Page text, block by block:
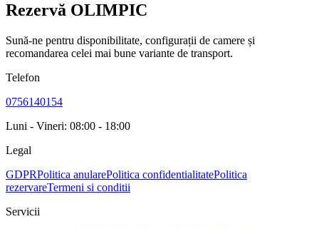
Rezervă OLIMPIC
Sună-ne pentru disponibilitate, configurații de camere și
recomandarea celei mai bune variante de transport.
Telefon
0756140154
Luni - Vineri: 08:00 - 18:00
Legal
GDPRPolitica anularePolitica confidentialitatePolitica
rezervareTermeni si conditii
Servicii